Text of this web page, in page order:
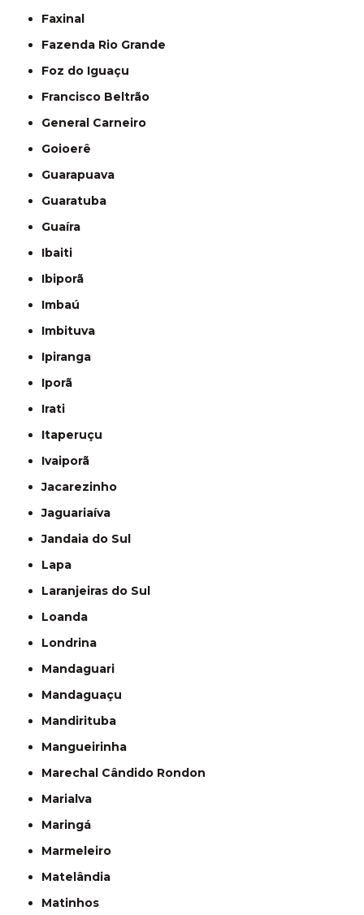
Faxinal
Fazenda Rio Grande
Foz do Iguaçu
Francisco Beltrão
General Carneiro
Goioerê
Guarapuava
Guaratuba
Guaíra
Ibaiti
Ibiporã
Imbaú
Imbituva
Ipiranga
Iporã
Irati
Itaperuçu
Ivaiporã
Jacarezinho
Jaguariaíva
Jandaia do Sul
Lapa
Laranjeiras do Sul
Loanda
Londrina
Mandaguari
Mandaguaçu
Mandirituba
Mangueirinha
Marechal Cândido Rondon
Marialva
Maringá
Marmeleiro
Matelândia
Matinhos